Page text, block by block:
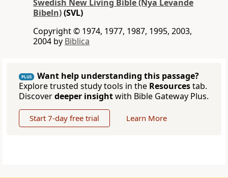
Swedish New Living Bible (Nya Levande
Bibeln)(SVL)
Copyright © 1974, 1977, 1987, 1995, 2003,
2004 by Biblica
PLUS
Want help understanding this passage?
Explore trusted study tools in the Resourcestab.
Discoverdeeper insightwith Bible Gateway Plus.
Start 7-day free trial Learn More